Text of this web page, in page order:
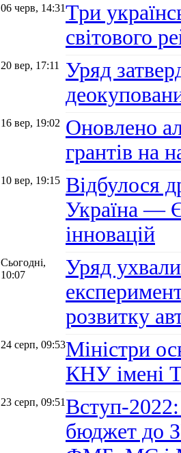
06 черв, 14:31Три
світового
20 вер, 17:11
Уряд
16 вер, 19:02 Оновлено
грантів на
10 вер, 19:15 Відбулося
Україна —
інновацій
Сьогодні,
10:07
Уряд
розвитку
24 серп, 09:53Міністри
КНУ імені
23 серп, 09:51 Вступ-
бюджет до